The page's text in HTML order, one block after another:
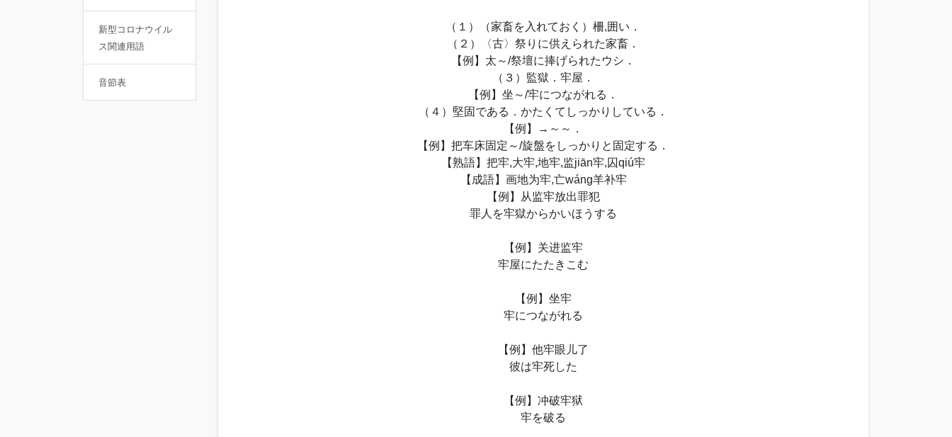
新型コロナウイル
ス関連用語
音節表
（１）（家畜を入れておく）柵,囲い．
（２）〈古〉祭りに供えられた家畜．
【例】太～/祭壇に捧げられたウシ．
（３）監獄．牢屋．
【例】坐～/牢につながれる．
（４）堅固である．かたくてしっかりしている．
【例】→～～．
【例】把车床固定～/旋盤をしっかりと固定する．
【熟語】把牢,大牢,地牢,监jiān牢,囚qiú牢
【成語】画地为牢,亡wáng羊补牢
【例】从监牢放出罪犯
罪人を牢獄からかいほうする
【例】关进监牢
牢屋にたたきこむ
【例】坐牢
牢につながれる
【例】他牢眼儿了
彼は牢死した
【例】冲破牢狱
牢を破る